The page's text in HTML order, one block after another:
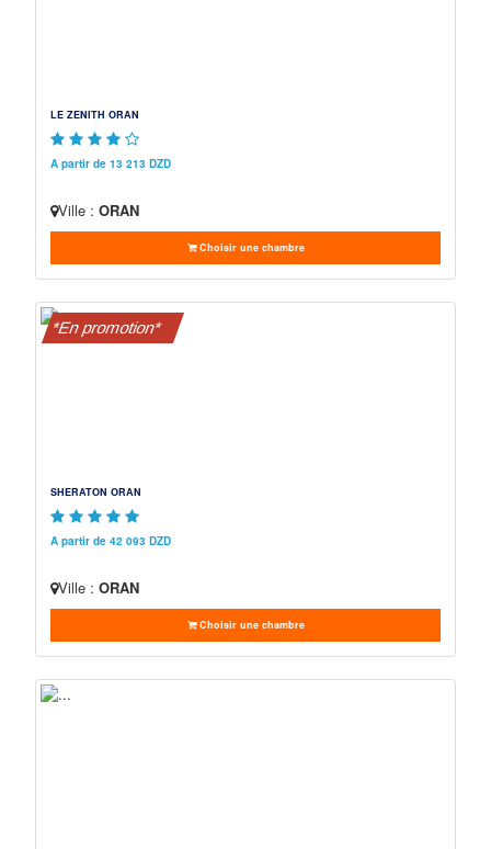
LE ZENITH ORAN
A partir de 13 213 DZD
Ville : ORAN
Choisir une chambre
*En promotion*
SHERATON ORAN
A partir de 42 093 DZD
Ville : ORAN
Choisir une chambre